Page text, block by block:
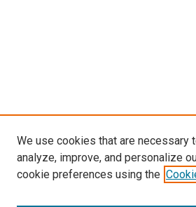
We use cookies that are necessary
analyze, improve, and personalize
cookie preferences using the